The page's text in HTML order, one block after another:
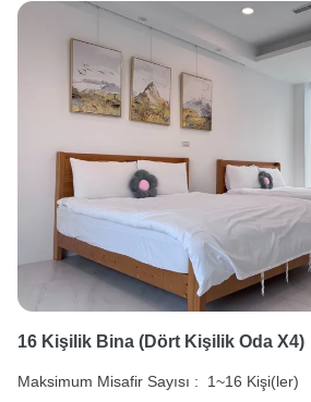
16 Kişilik Bina (dört Kişilik Oda X4)
Maksimum Misafir Sayısı :
1~16 Kişi(ler)